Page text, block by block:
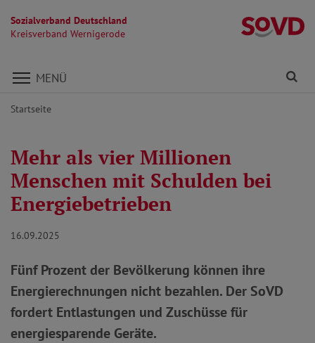
Sozialverband Deutschland
Kreisverband Wernigerode
Direkt zu den Inhalten springen
MENÜ
Startseite
Mehr als vier Millionen
Menschen mit Schulden bei
Energiebetrieben
16.09.2025
Fünf Prozent der Bevölkerung können ihre
Energierechnungen nicht bezahlen. Der SoVD
fordert Entlastungen und Zuschüsse für
energiesparende Geräte.